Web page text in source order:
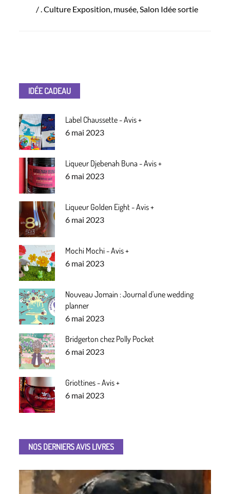
on
.Culture Exposition, musée, Salon Idée sortie
IDÉE CADEAU
Label Chaussette - Avis +
Posted
6 mai 2023
Liqueur Djebenah Buna - Avis +
Posted
6 mai 2023
Liqueur Golden Eight - Avis +
Posted
6 mai 2023
Mochi Mochi - Avis +
Posted
6 mai 2023
Nouveau Jomain : Journal d'une wedding
planner
Posted
6 mai 2023
Bridgerton chez Polly Pocket
Posted
6 mai 2023
Griottines - Avis +
Posted
6 mai 2023
NOS DERNIERS AVIS LIVRES